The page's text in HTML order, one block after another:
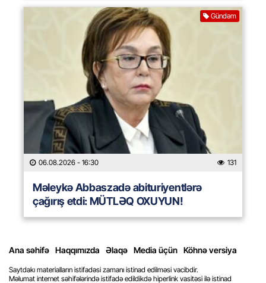
Gündəm
06.08.2026 - 16:30 131
Məleykə Abbaszadə abituriyentlərə
çağırış etdi: MÜTLƏQ OXUYUN!
Ana səhifə Haqqımızda Əlaqə Media üçün Köhnə versiya
Saytdakı materialların istifadəsi zamanı istinad edilməsi vacibdir.
Məlumat internet səhifələrində istifadə edildikdə hiperlink vasitəsi ilə istinad